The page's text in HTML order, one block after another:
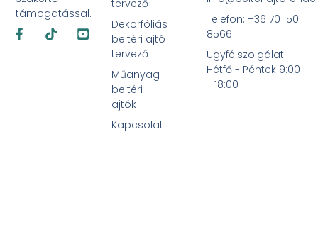
támogatással.
Facebook-
f
TiktokYoutube-
square
tervező
Dekorfóliás
beltéri ajtó
tervező
Műanyag
beltéri
ajtók
Kapcsolat
Telefon: +36 70 150
8566
Ügyfélszolgálat:
Hétfő - Péntek 9:00
- 18:00